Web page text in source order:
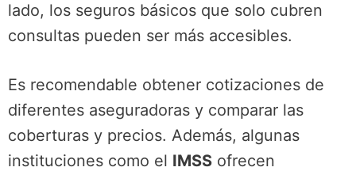
lado, los seguros básicos que solo cubren
consultas pueden ser más accesibles.
Es recomendable obtener cotizaciones de
diferentes aseguradoras y comparar las
coberturas y precios. Además, algunas
instituciones como el IMSS ofrecen